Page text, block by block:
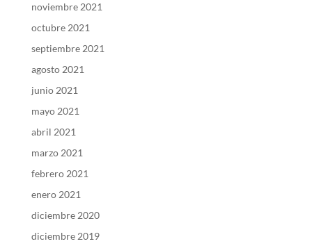
noviembre 2021
octubre 2021
septiembre 2021
agosto 2021
junio 2021
mayo 2021
abril 2021
marzo 2021
febrero 2021
enero 2021
diciembre 2020
diciembre 2019